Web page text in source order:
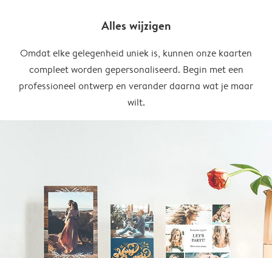
Alles wijzigen
Omdat elke gelegenheid uniek is, kunnen onze kaarten
compleet worden gepersonaliseerd. Begin met een
professioneel ontwerp en verander daarna wat je maar
wilt.